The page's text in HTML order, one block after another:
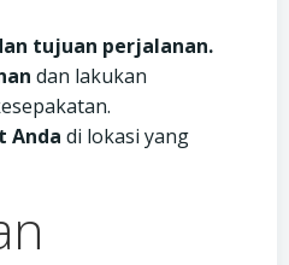
tujuan perjalanan.
dan lakukan
Anda di lokasi yang